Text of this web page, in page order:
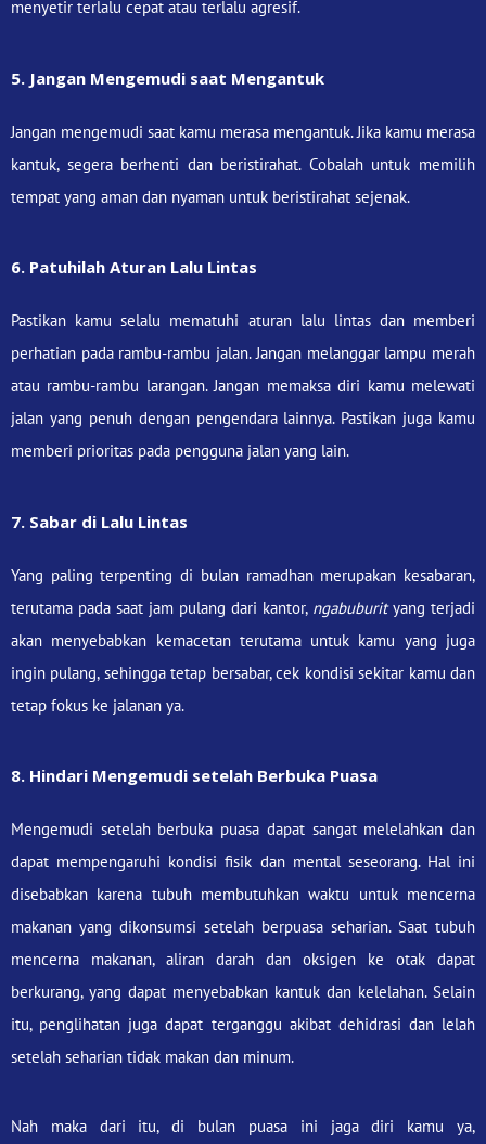
menyetir terlalu cepat atau terlalu agresif.
5. Jangan Mengemudi saat Mengantuk
Jangan mengemudi saat kamu merasa mengantuk. Jika kamu merasa
kantuk, segera berhenti dan beristirahat. Cobalah untuk memilih
tempat yang aman dan nyaman untuk beristirahat sejenak.
6. Patuhilah Aturan Lalu Lintas
Pastikan kamu selalu mematuhi aturan lalu lintas dan memberi
perhatian pada rambu-rambu jalan. Jangan melanggar lampu merah
atau rambu-rambu larangan. Jangan memaksa diri kamu melewati
jalan yang penuh dengan pengendara lainnya. Pastikan juga kamu
memberi prioritas pada pengguna jalan yang lain.
7. Sabar di Lalu Lintas
Yang paling terpenting di bulan ramadhan merupakan kesabaran,
terutama pada saat jam pulang dari kantor, ngabuburityang terjadi
akan menyebabkan kemacetan terutama untuk kamu yang juga
ingin pulang, sehingga tetap bersabar, cek kondisi sekitar kamu dan
tetap fokus ke jalanan ya.
8. Hindari Mengemudi setelah Berbuka Puasa
Mengemudi setelah berbuka puasa dapat sangat melelahkan dan
dapat mempengaruhi kondisi fisik dan mental seseorang. Hal ini
disebabkan karena tubuh membutuhkan waktu untuk mencerna
makanan yang dikonsumsi setelah berpuasa seharian. Saat tubuh
mencerna makanan, aliran darah dan oksigen ke otak dapat
berkurang, yang dapat menyebabkan kantuk dan kelelahan. Selain
itu, penglihatan juga dapat terganggu akibat dehidrasi dan lelah
setelah seharian tidak makan dan minum.
Nah maka dari itu, di bulan puasa ini jaga diri kamu ya,